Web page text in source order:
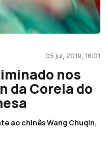
05 jul, 2019, 16:01
nos
da Coreia do
ao chinês Wang Chuqin,